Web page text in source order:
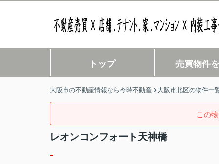
トップ 売買物件
大阪市の不動産情報なら今時不動産 大阪市北区の物件一
この
レオンコンフォート天神橋
-